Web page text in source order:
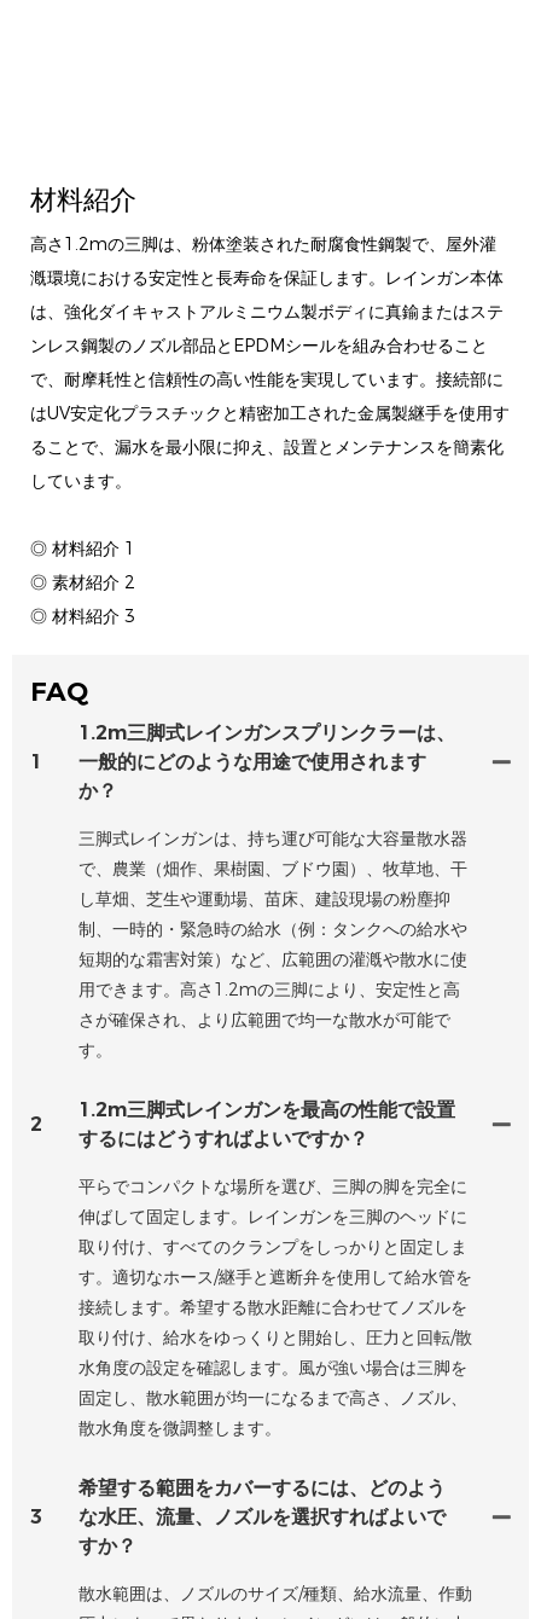
材料紹介
高さ1.2mの三脚は、粉体塗装された耐腐食性鋼製で、屋外灌
漑環境における安定性と長寿命を保証します。レインガン本体
は、強化ダイキャストアルミニウム製ボディに真鍮またはステ
ンレス鋼製のノズル部品とEPDMシールを組み合わせること
で、耐摩耗性と信頼性の高い性能を実現しています。接続部に
はUV安定化プラスチックと精密加工された金属製継手を使用す
ることで、漏水を最小限に抑え、設置とメンテナンスを簡素化
しています。
◎ 材料紹介 1
◎ 素材紹介 2
◎ 材料紹介 3
FAQ
1
1.2m三脚式レインガンスプリンクラーは、
一般的にどのような用途で使用されます
か？
三脚式レインガンは、持ち運び可能な大容量散水器
で、農業（畑作、果樹園、ブドウ園）、牧草地、干
し草畑、芝生や運動場、苗床、建設現場の粉塵抑
制、一時的・緊急時の給水（例：タンクへの給水や
短期的な霜害対策）など、広範囲の灌漑や散水に使
用できます。高さ1.2mの三脚により、安定性と高
さが確保され、より広範囲で均一な散水が可能で
す。
2
1.2m三脚式レインガンを最高の性能で設置
するにはどうすればよいですか？
平らでコンパクトな場所を選び、三脚の脚を完全に
伸ばして固定します。レインガンを三脚のヘッドに
取り付け、すべてのクランプをしっかりと固定しま
す。適切なホース/継手と遮断弁を使用して給水管を
接続します。希望する散水距離に合わせてノズルを
取り付け、給水をゆっくりと開始し、圧力と回転/散
水角度の設定を確認します。風が強い場合は三脚を
固定し、散水範囲が均一になるまで高さ、ノズル、
散水角度を微調整します。
3
希望する範囲をカバーするには、どのよう
な水圧、流量、ノズルを選択すればよいで
すか？
散水範囲は、ノズルのサイズ/種類、給水流量、作動